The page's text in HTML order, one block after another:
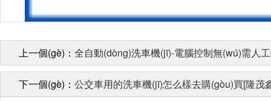
上一個(gè)： 全自動(dòng)洗車機(jī)-電腦控制無(wú)需人
下一個(gè)： 公交車用的洗車機(jī)怎么樣去購(gòu)買[隆茂